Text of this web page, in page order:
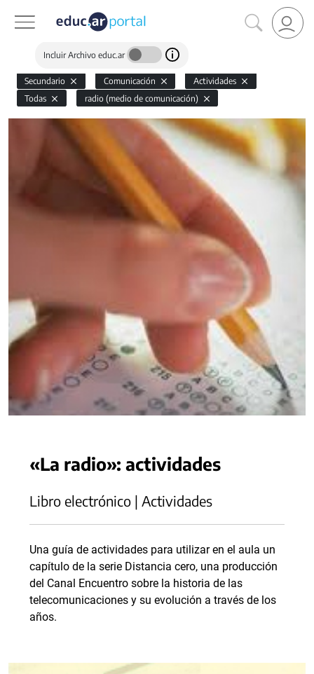
Incluir Archivo educ.ar
Secundario Comunicación
Actividades
Todas
radio (medio de comunicación)
«La radio»: actividades
Libro electrónico | Actividades
Una guía de actividades para utilizar en el aula un
capítulo de la serie Distancia cero, una producción
del Canal Encuentro sobre la historia de las
telecomunicaciones y su evolución a través de los
años.